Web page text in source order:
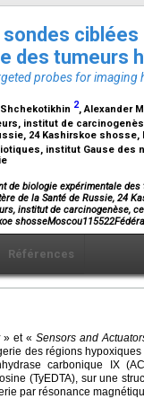
ciblées
des tumeurs
probes for imaging
2, Alexander
institut de
24 Kashirskoe
institut Gause des
de biologie expérimentale
de la Santé de Russie, 24
institut de carcinogenèse,
Références
» et « Sensors and
des régions
carbonique IX
(TyEDTA), sur une
par résonance